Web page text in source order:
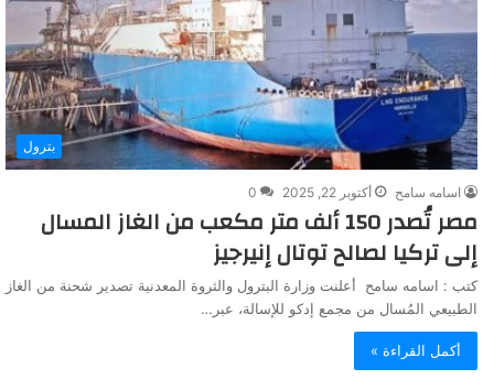
بترول
اسامه سامح أكتوبر 22, 2025 0
مصر تُصدر 150 ألف متر مكعب من الغاز المسال
إلى تركيا لصالح توتال إنيرجيز
كتب : اسامه سامح أعلنت وزارة البترول والثروة المعدنية تصدير شحنة من الغاز
الطبيعي المُسال من مجمع إدكو للإسالة، عبر…
أكمل القراءة »